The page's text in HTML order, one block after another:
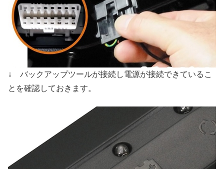
↓ バックアップツールが接続し電源が接続できているこ
とを確認しておきます。